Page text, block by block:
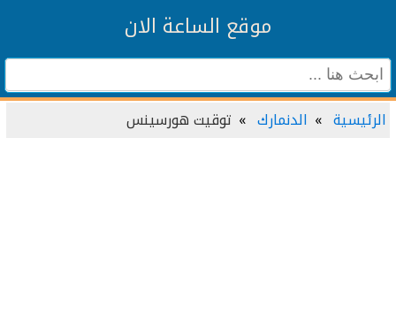
موقع الساعة الان
الرئيسية الدنمارك توقيت هورسينس